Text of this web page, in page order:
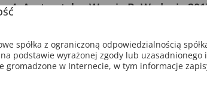
4. Arytmetyka. Wersja B. Wydanie
88 stron
ISBN: 9788374205580
spółka z ograniczoną odpowiedzialnością
podstawie wyrażonej zgody lub uzasadnionego
gromadzone w Internecie, w tym informacje